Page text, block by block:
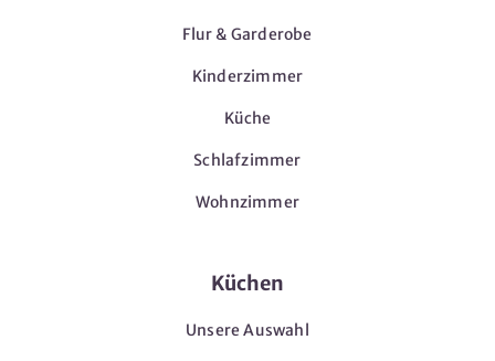
Flur & Garderobe
Kinderzimmer
Küche
Schlafzimmer
Wohnzimmer
Küchen
Unsere Auswahl